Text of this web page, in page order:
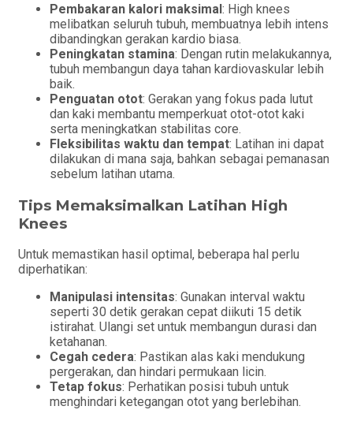
Pembakaran kalori maksimal: High knees
melibatkan seluruh tubuh, membuatnya lebih intens
dibandingkan gerakan kardio biasa.
Peningkatan stamina: Dengan rutin melakukannya,
tubuh membangun daya tahan kardiovaskular lebih
baik.
Penguatan otot: Gerakan yang fokus pada lutut
dan kaki membantu memperkuat otot-otot kaki
serta meningkatkan stabilitas core.
Fleksibilitas waktu dan tempat: Latihan ini dapat
dilakukan di mana saja, bahkan sebagai pemanasan
sebelum latihan utama.
Tips Memaksimalkan Latihan High
Knees
Untuk memastikan hasil optimal, beberapa hal perlu
diperhatikan:
Manipulasi intensitas: Gunakan interval waktu
seperti 30 detik gerakan cepat diikuti 15 detik
istirahat. Ulangi set untuk membangun durasi dan
ketahanan.
Cegah cedera: Pastikan alas kaki mendukung
pergerakan, dan hindari permukaan licin.
Tetap fokus: Perhatikan posisi tubuh untuk
menghindari ketegangan otot yang berlebihan.